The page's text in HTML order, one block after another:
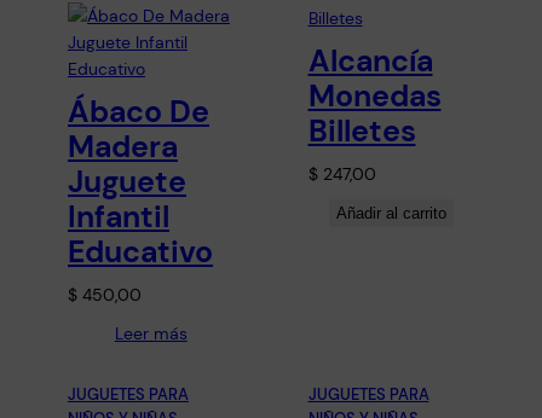
Ábaco De
Madera
Juguete
Infantil
Educativo
$ 450,00
Leer más
Alcancía
Monedas
Billetes
$247,00
Añadir al carrito
JUGUETES PARA
JUGUETES PARA